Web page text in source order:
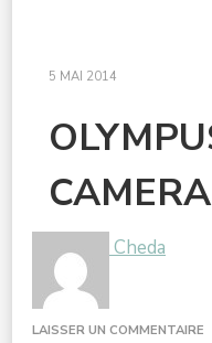
5 MAI 2014
CAMERA
Cheda
LAISSER UN COMMENTAIRE